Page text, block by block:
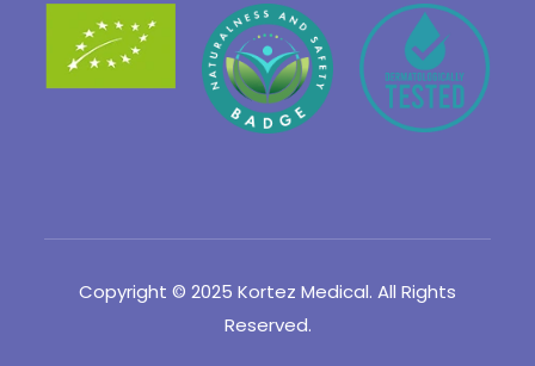
Copyright © 2025 Kortez Medical. All Rights
Reserved.